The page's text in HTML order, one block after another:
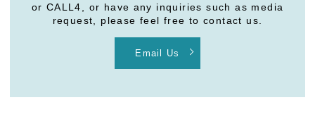
or CALL4, or have any inquiries such as media
request, please feel free to contact us.
Email Us